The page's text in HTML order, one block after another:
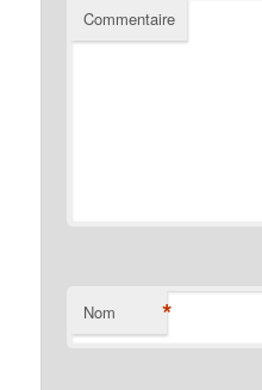
Commentaire
Nom *